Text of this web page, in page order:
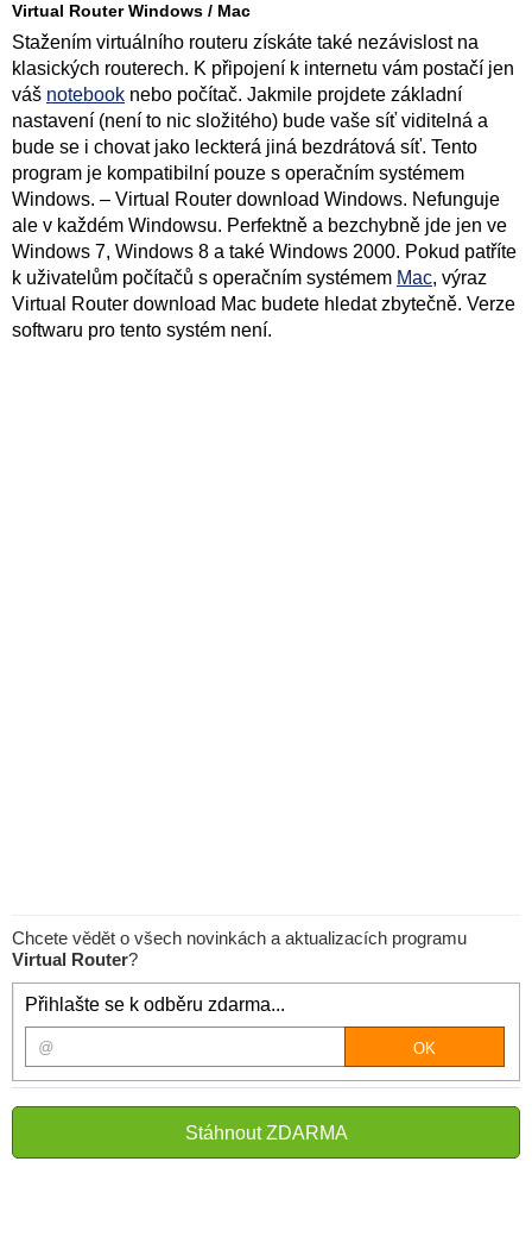
Virtual Router Windows / Mac
Stažením virtuálního routeru získáte také nezávislost na
klasických routerech. K připojení k internetu vám postačí jen
váš notebook nebo počítač. Jakmile projdete základní
nastavení (není to nic složitého) bude vaše síť viditelná a
bude se i chovat jako leckterá jiná bezdrátová síť. Tento
program je kompatibilní pouze s operačním systémem
Windows. – Virtual Router download Windows. Nefunguje
ale v každém Windowsu. Perfektně a bezchybně jde jen ve
Windows 7, Windows 8 a také Windows 2000. Pokud patříte
k uživatelům počítačů s operačním systémem Mac, výraz
Virtual Router download Mac budete hledat zbytečně. Verze
softwaru pro tento systém není.
Chcete vědět o všech novinkách a aktualizacích programu
Virtual Router?
Přihlašte se k odběru zdarma...
Stáhnout ZDARMA